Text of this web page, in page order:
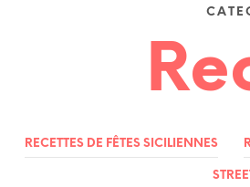
RECETTES DE FÊTES SICILIENNES